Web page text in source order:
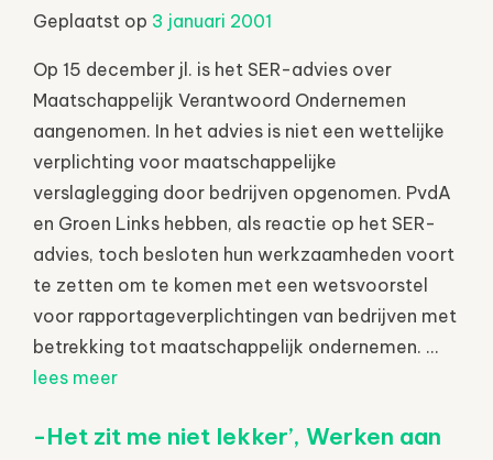
Geplaatst op 3 januari 2001
Op 15 december jl. is het SER-advies over
Maatschappelijk Verantwoord Ondernemen
aangenomen. In het advies is niet een wettelijke
verplichting voor maatschappelijke
verslaglegging door bedrijven opgenomen. PvdA
en Groen Links hebben, als reactie op het SER-
advies, toch besloten hun werkzaamheden voort
te zetten om te komen met een wetsvoorstel
voor rapportageverplichtingen van bedrijven met
betrekking tot maatschappelijk ondernemen. ...
lees meer
-Het zit me niet lekker’, Werken aan